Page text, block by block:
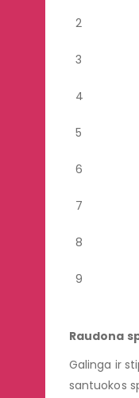
2
3
4
5
6
7
8
9
Raudona
Galinga ir
santuokos